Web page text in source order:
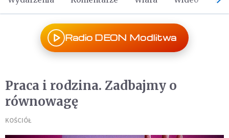
Radio DEON Modlitwa
Praca i rodzina. Zadbajmy o
równowagę
KOŚCIÓŁ